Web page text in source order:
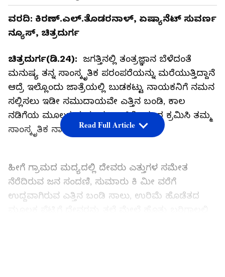
ವರದಿ: ಕಿರಣ್.ಎಲ್.ತೊಡರನಾಳ್, ಏಷ್ಯಾನೆಟ್ ಸುವರ್ಣ
ನ್ಯೂಸ್, ಚಿತ್ರದುರ್ಗ
ಚಿತ್ರದುರ್ಗ(ಡಿ.24):
ಜಗತ್ತಿನಲ್ಲಿ ತಂತ್ರಜ್ಞಾನ ಬೆಳೆದಂತೆ
ಮನುಷ್ಯ ತನ್ನ ಸಾಂಸ್ಕೃತಿಕ ಪರಂಪರೆಯನ್ನು ಮರೆಯುತ್ತಿದ್ದಾನೆ
ಆದ್ರೆ ಇಲ್ಲೊಂದು ಜಾತ್ರೆಯಲ್ಲಿ ಬುಡಕಟ್ಟು ನಾಯಕನಿಗೆ ನಮನ
ಸಲ್ಲಿಸಲು ಇಡೀ ಸಮುದಾಯವೇ ಎತ್ತಿನ ಬಂಡಿ, ಕಾಲ
ನಡಿಗೆಯ ಮೂಲಕ ಸುಮಾರು 65 ಕಿಮಿ ದೂರ ಕ್ರಮಿಸಿ ತಮ್ಮ
ಸಾಂಸ್ಕೃತಿಕ ನಾಯಕನಿಗೆ ನಮಿಸುತ್ತಿದೆ....
ಹೀಗೆ ಗ್ರಾಮದ ಮದ್ಯದಲ್ಲಿ ದೇವರು ಎತ್ತುಗಳ ಸಮೇತ
ನೆರೆದಿರುವ ಜನ ಸಂದಣಿ, ಸುಮಾರು ಕಿ ಮೀ ವರೆಗೆ
ಉದ್ದವಾಗಿರುವ ಎತ್ತಿನ ಬಂಡಿ ಸಾಲು, ಉರಿಮೆ ಹೊಡೆತದ
Read Full Article